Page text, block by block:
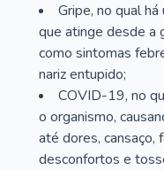
Gripe, no qual
que atinge desde a
como sintomas
nariz entupido;
COVID-19, no
o organismo,
até dores, cansaço,
desconfortos e